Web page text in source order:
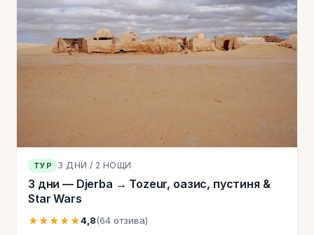
ТУР 3 ДНИ / 2 НОЩИ
3 дни — Djerba → Tozeur, оазис, пустиня &
Star Wars
★★★★★4,8(64 отзива)